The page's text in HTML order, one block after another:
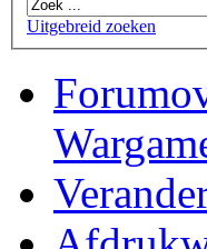
Uitgebreid zoeken